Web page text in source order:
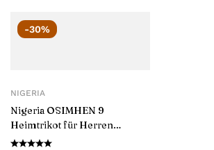
-30%
NIGERIA
Nigeria OSIMHEN 9
Heimtrikot für Herren
2024/25